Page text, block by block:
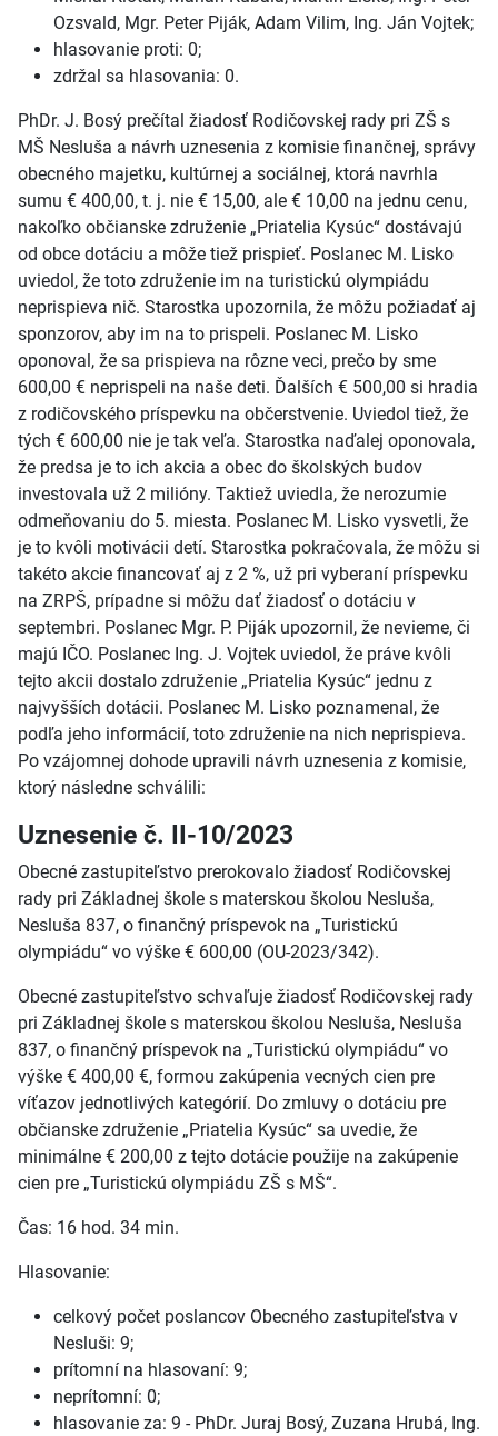
Ozsvald, Mgr. Peter Piják, Adam Vilim, Ing. Ján Vojtek;
hlasovanie proti: 0;
zdržal sa hlasovania: 0.
PhDr. J. Bosý prečítal žiadosť Rodičovskej rady pri ZŠ s
MŠ Nesluša a návrh uznesenia z komisie finančnej, správy
obecného majetku, kultúrnej a sociálnej, ktorá navrhla
sumu € 400,00, t. j. nie € 15,00, ale € 10,00 na jednu cenu,
nakoľko občianske združenie „Priatelia Kysúc“ dostávajú
od obce dotáciu a môže tiež prispieť. Poslanec M. Lisko
uviedol, že toto združenie im na turistickú olympiádu
neprispieva nič. Starostka upozornila, že môžu požiadať aj
sponzorov, aby im na to prispeli. Poslanec M. Lisko
oponoval, že sa prispieva na rôzne veci, prečo by sme
600,00 € neprispeli na naše deti. Ďalších € 500,00 si hradia
z rodičovského príspevku na občerstvenie. Uviedol tiež, že
tých € 600,00 nie je tak veľa. Starostka naďalej oponovala,
že predsa je to ich akcia a obec do školských budov
investovala už 2 milióny. Taktiež uviedla, že nerozumie
odmeňovaniu do 5. miesta. Poslanec M. Lisko vysvetli, že
je to kvôli motivácii detí. Starostka pokračovala, že môžu si
takéto akcie financovať aj z 2 %, už pri vyberaní príspevku
na ZRPŠ, prípadne si môžu dať žiadosť o dotáciu v
septembri. Poslanec Mgr. P. Piják upozornil, že nevieme, či
majú IČO. Poslanec Ing. J. Vojtek uviedol, že práve kvôli
tejto akcii dostalo združenie „Priatelia Kysúc“ jednu z
najvyšších dotácii. Poslanec M. Lisko poznamenal, že
podľa jeho informácií, toto združenie na nich neprispieva.
Po vzájomnej dohode upravili návrh uznesenia z komisie,
ktorý následne schválili:
Uznesenie č. II-10/2023
Obecné zastupiteľstvo prerokovalo žiadosť Rodičovskej
rady pri Základnej škole s materskou školou Nesluša,
Nesluša 837, o finančný príspevok na „Turistickú
olympiádu“ vo výške € 600,00 (OU-2023/342).
Obecné zastupiteľstvo schvaľuje žiadosť Rodičovskej rady
pri Základnej škole s materskou školou Nesluša, Nesluša
837, o finančný príspevok na „Turistickú olympiádu“ vo
výške € 400,00 €, formou zakúpenia vecných cien pre
víťazov jednotlivých kategórií. Do zmluvy o dotáciu pre
občianske združenie „Priatelia Kysúc“ sa uvedie, že
minimálne € 200,00 z tejto dotácie použije na zakúpenie
cien pre „Turistickú olympiádu ZŠ s MŠ“.
Čas: 16 hod. 34 min.
Hlasovanie:
celkový počet poslancov Obecného zastupiteľstva v
Nesluši: 9;
prítomní na hlasovaní: 9;
neprítomní: 0;
hlasovanie za: 9 - PhDr. Juraj Bosý, Zuzana Hrubá, Ing.